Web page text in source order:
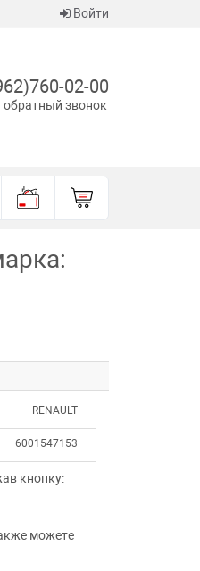
Войти
02-00
обратный звонок
RENAULT
6001547153
кнопку:
можете